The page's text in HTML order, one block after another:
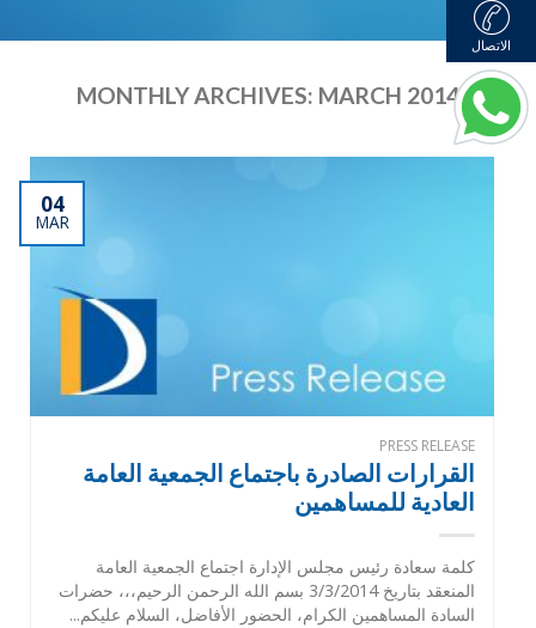
MONTHLY ARCHIVES: MARCH 2014
04
MAR
PRESS RELEASE
القرارات الصادرة باجتماع الجمعية العامة
العادية للمساهمين
كلمة سعادة رئيس مجلس الإدارة اجتماع الجمعية العامة
المنعقد بتاريخ 3/3/2014 بسم الله الرحمن الرحيم،،، حضرات
السادة المساهمين الكرام، الحضور الأفاضل، السلام عليكم...
الاتصال